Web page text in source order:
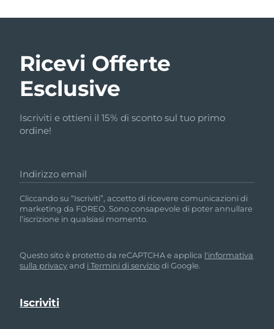
Ricevi Offerte
Esclusive
Iscriviti e ottieni il 15% di sconto sul tuo primo
ordine!
Indirizzo email
Cliccando su “Iscriviti”, accetto di ricevere comunicazioni di
marketing da FOREO. Sono consapevole di poter annullare
l’iscrizione in qualsiasi momento.
Questo sito è protetto da reCAPTCHA e applica l'informativa
sulla privacyand i Termini di serviziodi Google.